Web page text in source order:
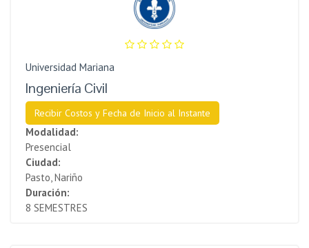
Universidad Mariana
Ingeniería Civil
Recibir Costos y Fecha de Inicio al Instante
Modalidad:
Presencial
Ciudad:
Pasto, Nariño
Duración:
8 SEMESTRES